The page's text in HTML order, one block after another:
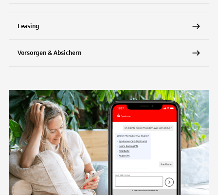
Leasing
Vorsorgen & Absichern